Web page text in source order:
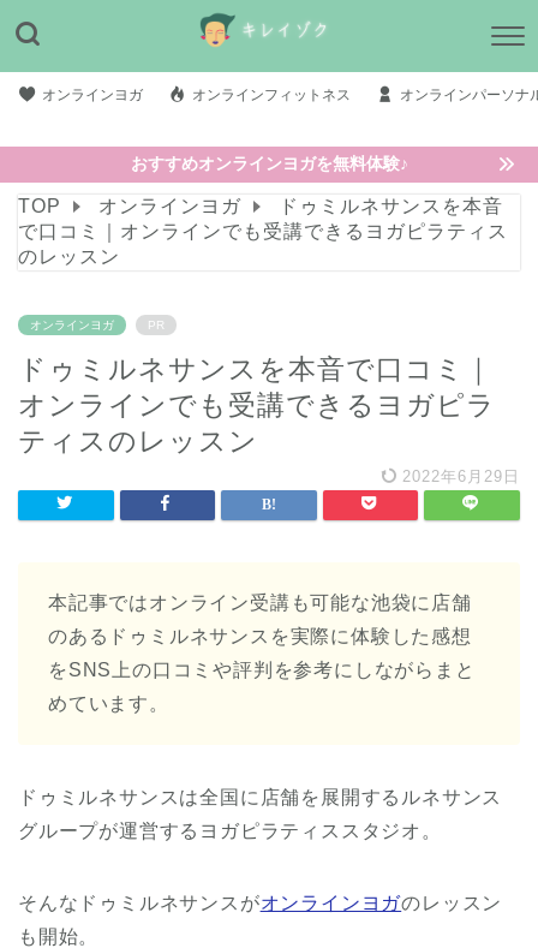
オンラインヨガ オンラインフィットネス オンラインパーソナ
おすすめオンラインヨガを無料体験♪
TOP オンラインヨガ
ドゥミルネサンスを本音
で口コミ｜オンラインでも受講できるヨガピラティス
のレッスン
オンラインヨガ PR
ドゥミルネサンスを本音で口コミ｜
オンラインでも受講できるヨガピラ
ティスのレッスン
2022年6月29日
本記事ではオンライン受講も可能な池袋に店舗
のあるドゥミルネサンスを実際に体験した感想
をSNS上の口コミや評判を参考にしながらまと
めています。
ドゥミルネサンスは全国に店舗を展開するルネサンス
グループが運営するヨガピラティススタジオ。
そんなドゥミルネサンスがオンラインヨガのレッスン
も開始。